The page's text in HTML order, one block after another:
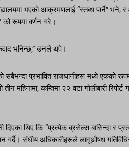
भएको आक्रमणलाई “स्तब्ध पार्ने” भने, र क्षेत्र
को रूपमा वर्णन गरे।
भनिन्छ,” उनले थपे।
सबैभन्दा प्रभावित राजधानीहरू मध्ये एकको
महिनामा, कम्तिमा २२ वटा गोलीबारी
थिए कि “प्रत्येक ब्रसेल्स बासिन्दा र
गर्दै। संघीय अधिकारीहरूले लागूऔषध